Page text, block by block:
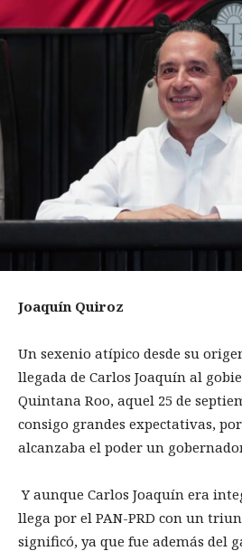
Joaquín Quiroz
Un sexenio atípico desde su
llegada de Carlos Joaquín al
Quintana Roo, aquel 25 de
consigo grandes expectativas,
alcanzaba el poder un
Y aunque Carlos Joaquín era
llega por el PAN-PRD con un
significó, ya que fue además del